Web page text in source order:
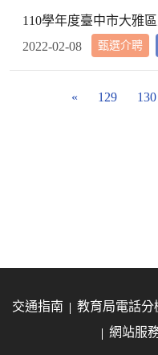
甄選介聘
2022-02-08
« 129 130
交通指南 教育局電話分
網站服